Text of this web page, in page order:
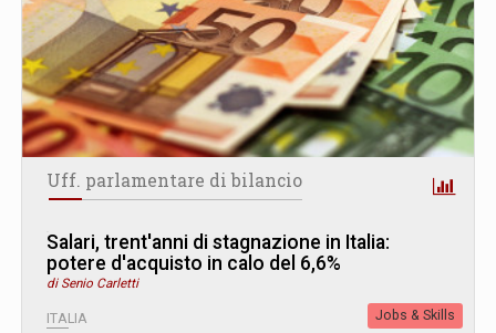
Uff. parlamentare di bilancio
Salari, trent'anni di stagnazione in Italia:
potere d'acquisto in calo del 6,6%
di Senio Carletti
ITALIA Jobs & Skills